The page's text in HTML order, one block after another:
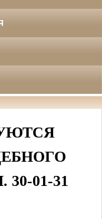
01-31